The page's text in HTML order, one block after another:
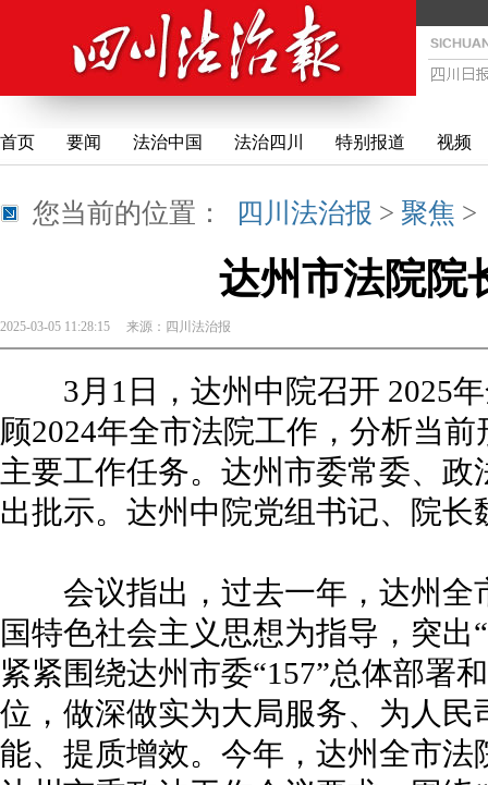
首页 要闻 法治中国 法治四川 特别报道 视频
您当前的位置： 四川法治报 > 聚焦
达州市法院院
2025-03-05 11:28:15 来源： 四川法治报
3月1日，达州中院召开 2025年
顾2024年全市法院工作，分析当
主要工作任务。达州市委常委、
出批示。达州中院党组书记、院
会议指出，过去一年，达州全
国特色社会主义思想为指导，突
紧紧围绕达州市委“157”总体部署
位，做深做实为大局服务、为人
能、提质增效。今年，达州全市